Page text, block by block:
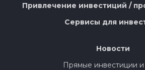
Привлечение инвестиций /
Сервисы для
Новости
Прямые инвестиции